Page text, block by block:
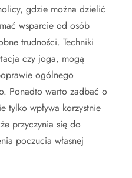
gdzie można dzielić
wsparcie od osób
trudności. Techniki
czy joga, mogą
ogólnego
Ponadto warto zadbać o
tylko wpływa korzystnie
przyczynia się do
poczucia własnej